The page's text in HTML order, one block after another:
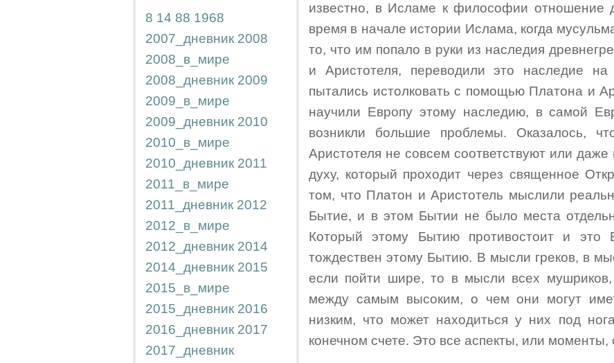
8 14 88 1968
2007_дневник 2008
2008_в_мире
2008_дневник 2009
2009_в_мире
2009_дневник 2010
2010_в_мире
2010_дневник 2011
2011_в_мире
2011_дневник 2012
2012_в_мире
2012_дневник 2014
2014_дневник 2015
2015_в_мире
2015_дневник 2016
2016_дневник 2017
2017_дневник
известно, в Исламе к философии отношение
время в начале истории Ислама, когда
то, что им попало в руки из наследия
и Аристотеля, переводили это наследие
пытались истолковать с помощью Платона и
научили Европу этому наследию, в самой
возникли большие проблемы. Оказалось,
Аристотеля не совсем соответствуют или даже
духу, который проходит через священное
том, что Платон и Аристотель мыслили
Бытие, и в этом Бытии не было места
Который этому Бытию противостоит и это
тождествен этому Бытию. В мысли греков, в
если пойти шире, то в мысли всех мушриков,
между самым высоким, о чем они могут
низким, что может находиться у них под
конечном счете. Это все аспекты, или моменты,